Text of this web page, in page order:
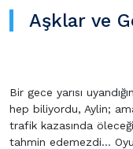
Aşklar ve
Bir gece yarısı
hep biliyordu, Aylin;
trafik kazasında
tahmin edemezdi…